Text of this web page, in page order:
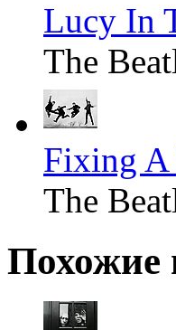
Lucy In
The
Fixing A
The
Похожие